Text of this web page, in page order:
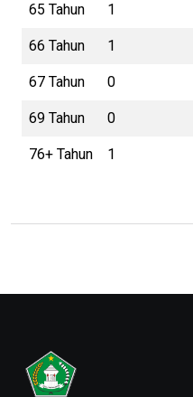
65 Tahun 1
66 Tahun 1
67 Tahun 0
69 Tahun 0
76+ Tahun 1